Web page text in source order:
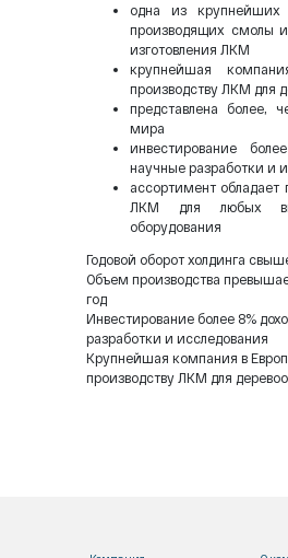
одна из
производящих смолы
изготовления ЛКМ
крупнейшая
производству ЛКМ для
представлена более,
мира
инвестирование
научные разработки и
ассортимент
ЛКМ для любых
оборудования
Годовой оборот холдинга
Объем производства
год
Инвестирование более 8%
разработки и исследования
Крупнейшая компания в
производству ЛКМ для